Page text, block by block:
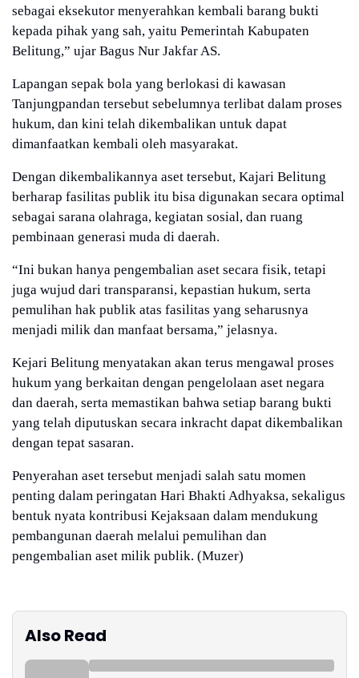
sebagai eksekutor menyerahkan kembali barang bukti
kepada pihak yang sah, yaitu Pemerintah Kabupaten
Belitung,” ujar Bagus Nur Jakfar AS.
Lapangan sepak bola yang berlokasi di kawasan
Tanjungpandan tersebut sebelumnya terlibat dalam proses
hukum, dan kini telah dikembalikan untuk dapat
dimanfaatkan kembali oleh masyarakat.
Dengan dikembalikannya aset tersebut, Kajari Belitung
berharap fasilitas publik itu bisa digunakan secara optimal
sebagai sarana olahraga, kegiatan sosial, dan ruang
pembinaan generasi muda di daerah.
“Ini bukan hanya pengembalian aset secara fisik, tetapi
juga wujud dari transparansi, kepastian hukum, serta
pemulihan hak publik atas fasilitas yang seharusnya
menjadi milik dan manfaat bersama,” jelasnya.
Kejari Belitung menyatakan akan terus mengawal proses
hukum yang berkaitan dengan pengelolaan aset negara
dan daerah, serta memastikan bahwa setiap barang bukti
yang telah diputuskan secara inkracht dapat dikembalikan
dengan tepat sasaran.
Penyerahan aset tersebut menjadi salah satu momen
penting dalam peringatan Hari Bhakti Adhyaksa, sekaligus
bentuk nyata kontribusi Kejaksaan dalam mendukung
pembangunan daerah melalui pemulihan dan
pengembalian aset milik publik. (Muzer)
Also Read